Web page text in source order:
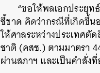
“ขอให้พลเอกประยุ
ชี้ขาด คิดว่ากรณีที่เกิดขึ้น
ให้ศาลระหว่างประเทศ
ชาติ (คสช.) ตามมาตรา
ผ่านสภาฯ และเป็นคำสั่ง